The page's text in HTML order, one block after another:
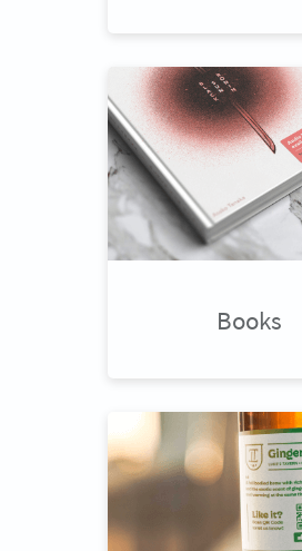
Books